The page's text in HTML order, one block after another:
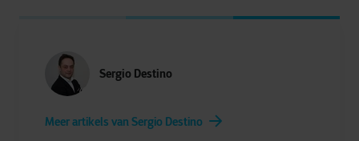
Sergio Destino
Meer artikels van Sergio Destino